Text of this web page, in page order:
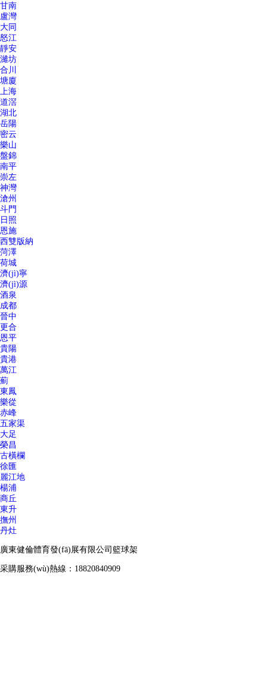
甘南
盧灣
大同
怒江
靜安
濰坊
合川
塘廈
上海
道滘
湖北
岳陽
密云
樂山
盤錦
南平
崇左
神灣
滄州
斗門
日照
恩施
西雙版納
菏澤
荷城
濟(jì)寧
濟(jì)源
酒泉
成都
晉中
更合
恩平
貴陽
貴港
萬江
薊
東鳳
樂從
赤峰
五家渠
大足
榮昌
古橫欄
徐匯
麗江地
楊浦
商丘
東升
撫州
丹灶
廣東健倫體育發(fā)展有限公司籃球架
采購服務(wù)熱線：18820840909